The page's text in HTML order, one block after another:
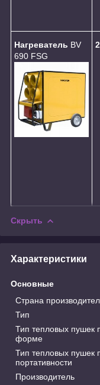
Нагреватель BV
690 FSG
Скрыть
Характеристики
Основные
Страна
Тип
Тип тепловых пушек
форме
Тип тепловых пушек
портативности
Производитель